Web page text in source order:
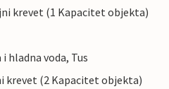
krevet (1 Kapacitet objekta)
hladna voda, Tus
krevet (2 Kapacitet objekta)